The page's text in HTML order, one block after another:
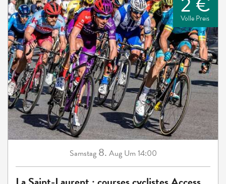
Volle Preis
Samstag 8. Aug Um 14:00